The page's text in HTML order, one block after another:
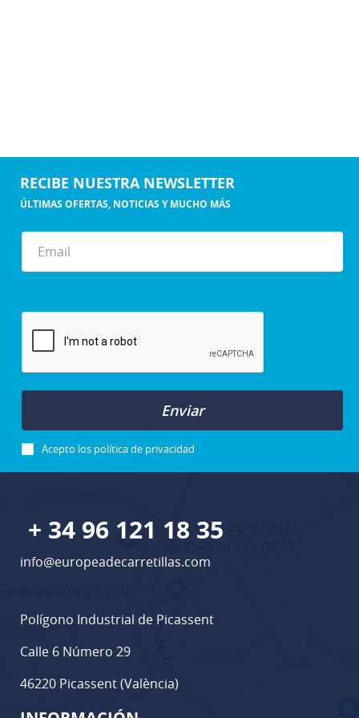
RECIBE NUESTRA NEWSLETTER
ÚLTIMAS OFERTAS, NOTICIAS Y MUCHO MÁS
Enviar
Acepto los política de privacidad
+ 34 96 121 18 35
info@europeadecarretillas.com
Polígono Industrial de Picassent
Calle 6 Número 29
46220 Picassent (València)